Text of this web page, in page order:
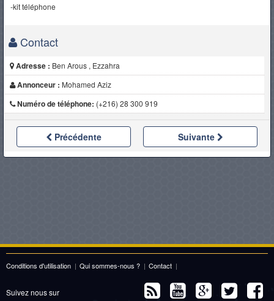
-kit téléphone
Contact
Adresse : Ben Arous , Ezzahra
Annonceur : Mohamed Aziz
Numéro de téléphone: (+216) 28 300 919
Précédente Suivante
Conditions d'utilisation | Qui sommes-nous ? | Contact |
Suivez nous sur